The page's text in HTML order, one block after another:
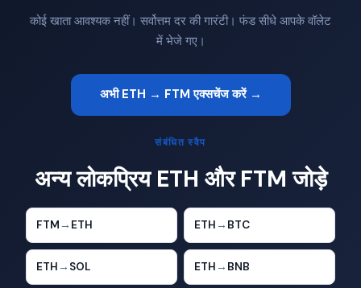
कोई खाता आवश्यक नहीं। सर्वोत्तम दर की गारंटी। फंड सीधे आपके वॉलेट
में भेजे गए।
अभी ETH → FTM एक्सचेंज करें →
संबंधित स्वैप
अन्य लोकप्रिय ETH और FTM जोड़े
FTM → ETH ETH → BTC
ETH → SOL ETH → BNB